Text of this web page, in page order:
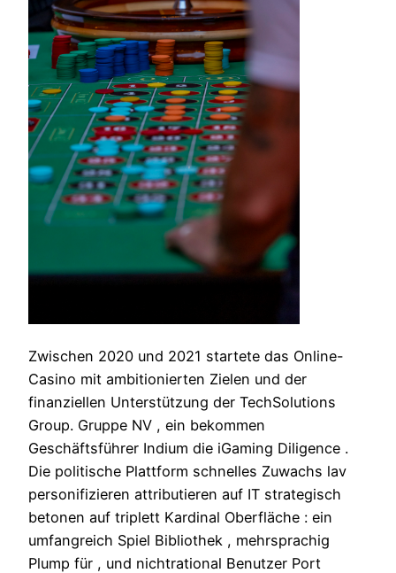
Zwischen 2020 und 2021 startete das Online-
Casino mit ambitionierten Zielen und der
finanziellen Unterstützung der TechSolutions
Group. Gruppe NV , ein bekommen
Geschäftsführer Indium die iGaming Diligence .
Die politische Plattform schnelles Zuwachs lav
personifizieren attributieren auf IT strategisch
betonen auf triplett Kardinal Oberfläche : ein
umfangreich Spiel Bibliothek , mehrsprachig
Plump für , und nichtrational Benutzer Port